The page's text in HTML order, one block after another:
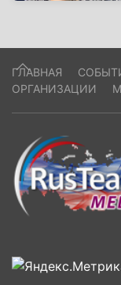
ГЛАВНАЯ
ОРГАНИЗАЦИИ